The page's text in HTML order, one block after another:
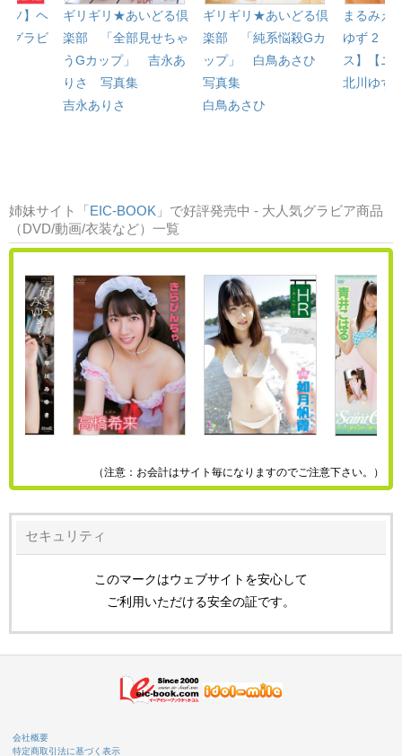
ソ】ヘ
グラビ
ギリギリ★あいどる倶
楽部 「全部見せちゃ
うGカップ」 吉永あ
りさ 写真集
吉永ありさ
ギリギリ★あいどる倶
楽部 「純系悩殺Gカ
ップ」 白鳥あさひ
写真集
白鳥あさひ
まるみえ
ゆず 2
ス】【ニ
北川ゆず
姉妹サイト「EIC-BOOK 」で好評発売中 - 大人気グラビア商品
（DVD/動画/衣装など）一覧
（注意：お会計はサイト毎になりますのでご注意下さい。）
セキュリティ
このマークはウェブサイトを安心して
ご利用いただける安全の証です。
会社概要
特定商取引法に基づく表示